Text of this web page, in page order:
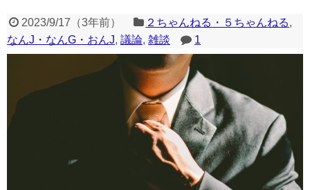
2023/9/17 （3年前） ２ちゃんねる・５ちゃんねる,
なんJ・なんG・おんJ, 議論, 雑談 1